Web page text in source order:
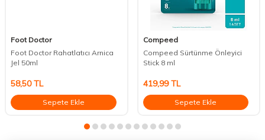
Foot Doctor
Foot Doctor Rahatlatıcı Arnica
Jel 50ml
58,50TL
Sepete Ekle
Compeed
Compeed Sürtünme Önleyici
Stick 8 ml
419,99TL
Sepete Ekle